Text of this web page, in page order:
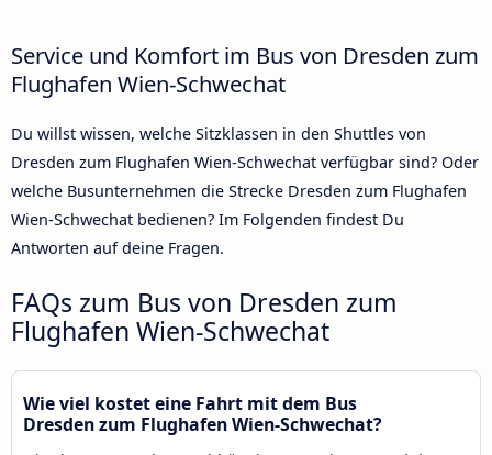
Service und Komfort im Bus von Dresden zum
Flughafen Wien-Schwechat
Du willst wissen, welche Sitzklassen in den Shuttles von
Dresden zum Flughafen Wien-Schwechat verfügbar sind? Oder
welche Busunternehmen die Strecke Dresden zum Flughafen
Wien-Schwechat bedienen? Im Folgenden findest Du
Antworten auf deine Fragen.
FAQs zum Bus von Dresden zum
Flughafen Wien-Schwechat
Wie viel kostet eine Fahrt mit dem Bus
Dresden zum Flughafen Wien-Schwechat?